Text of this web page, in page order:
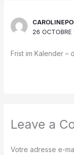
26
Frist im Kalender –
Leave a
Votre adresse e-